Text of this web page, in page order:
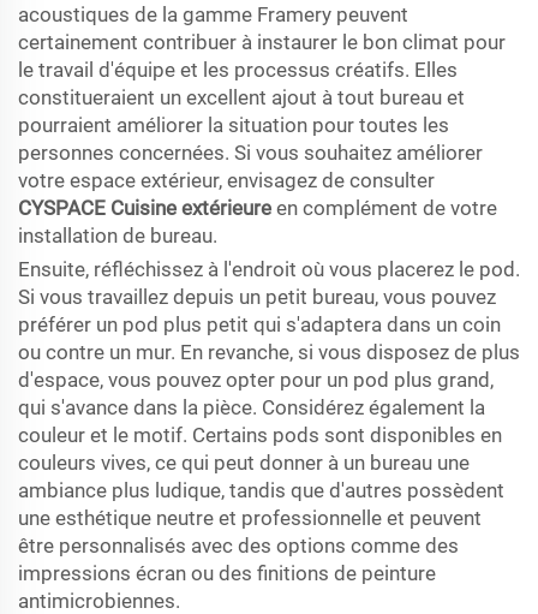
acoustiques de la gamme Framery peuvent
certainement contribuer à instaurer le bon climat pour
le travail d'équipe et les processus créatifs. Elles
constitueraient un excellent ajout à tout bureau et
pourraient améliorer la situation pour toutes les
personnes concernées. Si vous souhaitez améliorer
votre espace extérieur, envisagez de consulter
CYSPACE Cuisine extérieure en complément de votre
installation de bureau.
Ensuite, réfléchissez à l'endroit où vous placerez le pod.
Si vous travaillez depuis un petit bureau, vous pouvez
préférer un pod plus petit qui s'adaptera dans un coin
ou contre un mur. En revanche, si vous disposez de plus
d'espace, vous pouvez opter pour un pod plus grand,
qui s'avance dans la pièce. Considérez également la
couleur et le motif. Certains pods sont disponibles en
couleurs vives, ce qui peut donner à un bureau une
ambiance plus ludique, tandis que d'autres possèdent
une esthétique neutre et professionnelle et peuvent
être personnalisés avec des options comme des
impressions écran ou des finitions de peinture
antimicrobiennes.